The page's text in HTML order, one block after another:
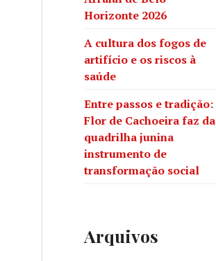
Horizonte 2026
A cultura dos fogos de
artifício e os riscos à
saúde
Entre passos e tradição:
Flor de Cachoeira faz da
quadrilha junina
instrumento de
transformação social
Arquivos